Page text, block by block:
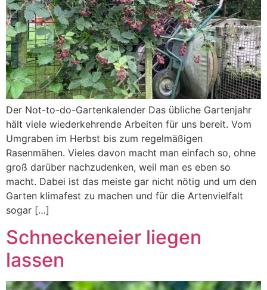
Der Not-to-do-Gartenkalender Das übliche Gartenjahr
hält viele wiederkehrende Arbeiten für uns bereit. Vom
Umgraben im Herbst bis zum regelmäßigen
Rasenmähen. Vieles davon macht man einfach so, ohne
groß darüber nachzudenken, weil man es eben so
macht. Dabei ist das meiste gar nicht nötig und um den
Garten klimafest zu machen und für die Artenvielfalt
sogar […]
Schneckeneier liegen
lassen